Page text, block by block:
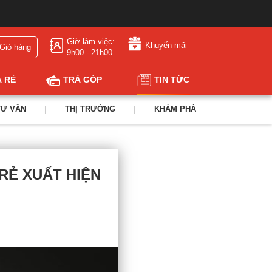
Giỏ hàng
Giờ làm việc:
9h00 - 21h00
Khuyến mãi
RẺ TRẢ GÓP TIN TỨC
VẤN THỊ TRƯỜNG KHÁM PHÁ
XUẤT HIỆN